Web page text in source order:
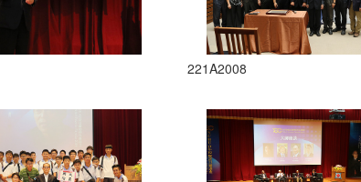
221A2008